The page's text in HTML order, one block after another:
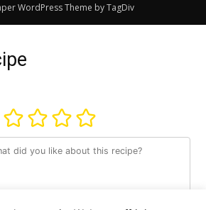
WordPress Theme by TagDiv